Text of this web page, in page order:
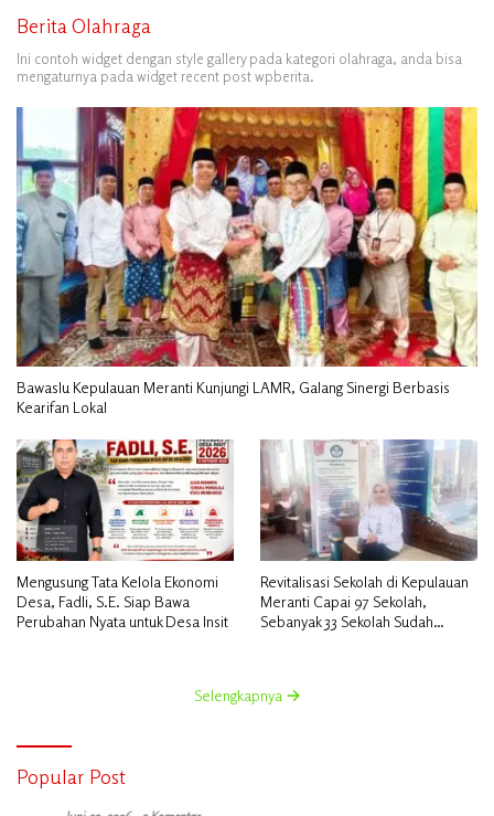
Berita Olahraga
Ini contoh widget dengan style gallery pada kategori olahraga, anda bisa
mengaturnya pada widget recent post wpberita.
Bawaslu Kepulauan Meranti Kunjungi LAMR, Galang Sinergi Berbasis
Kearifan Lokal
Mengusung Tata Kelola Ekonomi
Desa, Fadli, S.E. Siap Bawa
Perubahan Nyata untuk Desa Insit
Revitalisasi Sekolah di Kepulauan
Meranti Capai 97 Sekolah,
Sebanyak 33 Sekolah Sudah
Selengkapnya
Popular Post